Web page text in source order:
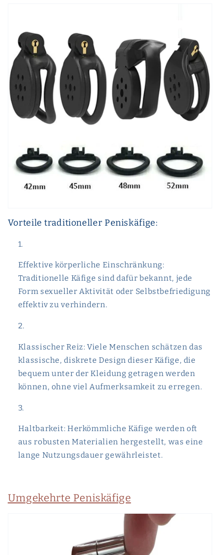
Vorteile traditioneller Peniskäfige:
Effektive körperliche Einschränkung:
Traditionelle Käfige sind dafür bekannt, jede
Form sexueller Aktivität oder Selbstbefriedigung
effektiv zu verhindern.
Klassischer Reiz: Viele Menschen schätzen das
klassische, diskrete Design dieser Käfige, die
bequem unter der Kleidung getragen werden
können, ohne viel Aufmerksamkeit zu erregen.
Haltbarkeit: Herkömmliche Käfige werden oft
aus robusten Materialien hergestellt, was eine
lange Nutzungsdauer gewährleistet.
Umgekehrte Peniskäfige